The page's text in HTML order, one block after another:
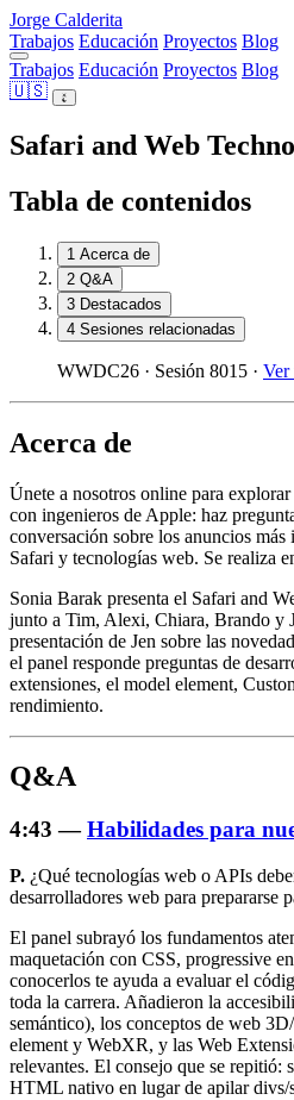
Jorge Calderita
Trabajos Educación Proyectos Blog
Trabajos Educación Proyectos Blog
🇺🇸
Safari and Web
Tabla de contenidos
1 Acerca de
2 Q&A
3 Destacados
4 Sesiones relacionadas
WWDC26 · Sesión 8015 · Ver
Acerca de
Únete a nosotros online para
con ingenieros de Apple: haz
conversación sobre los anuncios más
Safari y tecnologías web. Se realiza
Sonia Barak presenta el Safari and
junto a Tim, Alexi, Chiara, Brando y
presentación de Jen sobre las
el panel responde preguntas de
extensiones, el model element,
rendimiento.
Q&A
4:43 —Habilidades para
P. ¿Qué tecnologías web o APIs
desarrolladores web para prepararse
El panel subrayó los fundamentos
maquetación con CSS, progressive
conocerlos te ayuda a evaluar el
toda la carrera. Añadieron la
semántico), los conceptos de web
element y WebXR, y las Web
relevantes. El consejo que se repitió:
HTML nativo en lugar de apilar divs/